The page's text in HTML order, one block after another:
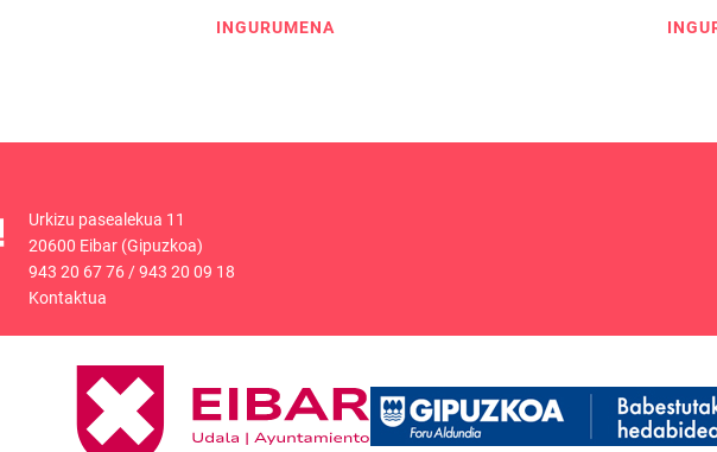
INGURUMENA
Urkizu pasealekua 11
20600 Eibar (Gipuzkoa)
943 20 67 76/943 20 09 18
Kontaktua